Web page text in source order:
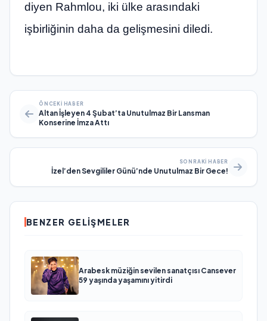
diyen Rahmlou, iki ülke arasındaki
işbirliğinin daha da gelişmesini diledi.
ÖNCEKI HABER
Altan İşleyen 4 Şubat’ta Unutulmaz Bir Lansman
Konserine İmza Attı
SONRAKI HABER
İzel’den Sevgililer Günü’nde Unutulmaz Bir Gece!
BENZER GELIŞMELER
Arabesk müziğin sevilen sanatçısı Cansever
59 yaşında yaşamını yitirdi